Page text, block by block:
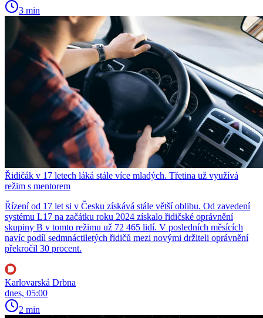
3 min
Řidičák v 17 letech láká stále více mladých. Třetina už využívá
režim s mentorem
Řízení od 17 let si v Česku získává stále větší oblibu. Od zavedení
systému L17 na začátku roku 2024 získalo řidičské oprávnění
skupiny B v tomto režimu už 72 465 lidí. V posledních měsících
navíc podíl sedmnáctiletých řidičů mezi novými držiteli oprávnění
překročil 30 procent.
Karlovarská Drbna
dnes, 05:00
2 min